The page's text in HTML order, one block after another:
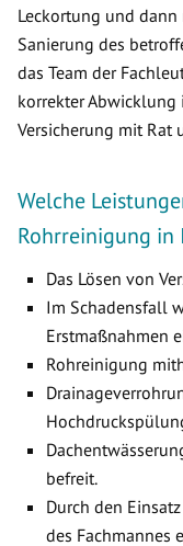
Leckortung und
Sanierung des
das Team der
korrekter Abwicklung
Versicherung mit Rat
Welche
Rohrreinigung in
Das Lösen von
Im Schadensfall
Erstmaßnahmen
Rohreinigung
befreit.
Durch den
des Fachmannes